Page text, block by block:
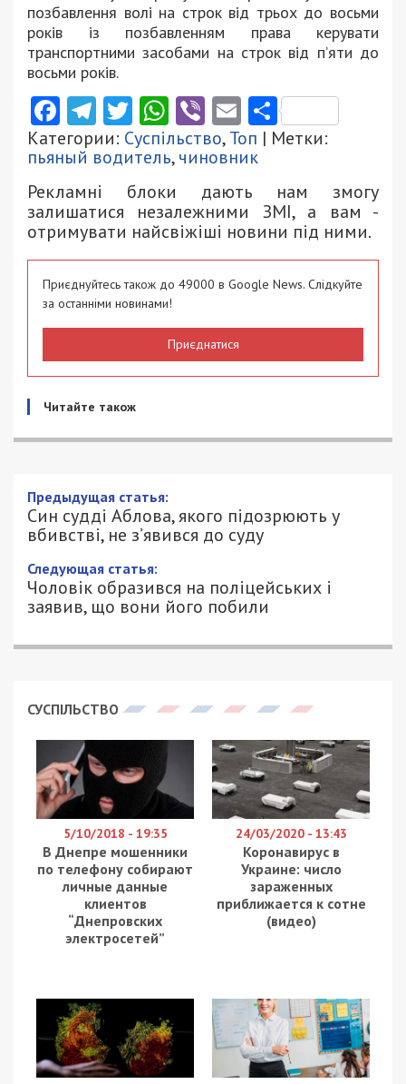
позбавлення волі на строк від трьох до восьми
років із позбавленням права керувати
транспортними засобами на строк від п’яти до
восьми років.
Facebook
Telegram
Twitter
WhatsApp
ViberEmail
Категории: Суспільство,Топ | Метки:
пьяный водитель,чиновник
Рекламні блоки дають нам змогу
залишатися незалежними ЗМІ, а вам -
отримувати найсвіжіші новини під ними.
Приєднуйтесь також до 49000 в Google News. Слідкуйте
за останніми новинами!
Приєднатися
Читайте також
Син судді Аблова, якого підозрюють у
вбивстві, не з’явився до суду
27/04/2024 - 14:00
АННА БАУМАН - СПЕЦИАЛЬНО ДЛЯ
49000.COM.UA
Підозрюваний у вбивстві син судді Євгена
Аблова Іван не з’явився 26 квітня на судове
засідання. Його захисники заявили, що дорогою
до суду йому стало зле і він опинився у
На 26 квітня у Одеському апеляційному суді
було заплановано розгляд заяви прокуратури
щодо зміни Івану Аблову запобіжного заходу з